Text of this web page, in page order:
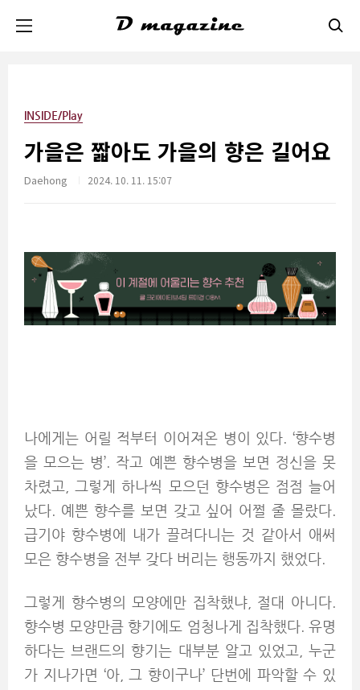
INSIDE/Play
가을은 짧아도 가을의 향은 길어요
Daehong 2024. 10. 11. 15:07
나에게는 어릴 적부터 이어져온 병이 있다. ‘향수병
을 모으는 병’. 작고 예쁜 향수병을 보면 정신을 못
차렸고, 그렇게 하나씩 모으던 향수병은 점점 늘어
났다. 예쁜 향수를 보면 갖고 싶어 어쩔 줄 몰랐다.
급기야 향수병에 내가 끌려다니는 것 같아서 애써
모은 향수병을 전부 갖다 버리는 행동까지 했었다.
그렇게 향수병의 모양에만 집착했냐, 절대 아니다.
향수병 모양만큼 향기에도 엄청나게 집착했다. 유명
하다는 브랜드의 향기는 대부분 알고 있었고, 누군
가 지나가면 ‘아, 그 향이구나’ 단번에 파악할 수 있